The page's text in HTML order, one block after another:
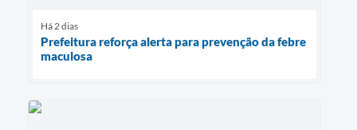
Há 2 dias
Prefeitura reforça alerta para prevenção da febre
maculosa